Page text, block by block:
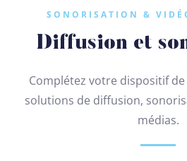
SONORISATION &
Diffusion et
Complétez votre dispositif
solutions de diffusion,
médias.